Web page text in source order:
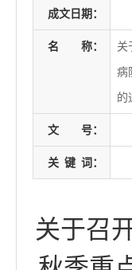
成文日期：
名 称：
关
病
的
文 号：
关 键 词：
关于召